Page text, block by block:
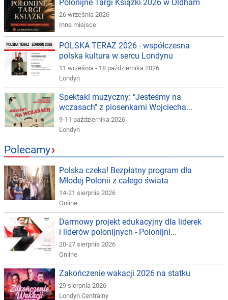
Polonijne Targi Książki 2026 w Oldham
26 września 2026
Inne miejsce
POLSKA TERAZ 2026 - współczesna
polska kultura w sercu Londynu
11 września - 18 października 2026
Londyn
Spektakl muzyczny: "Jesteśmy na
wczasach" z piosenkami Wojciecha...
9-11 października 2026
Londyn
Polecamy›
Polska czeka! Bezpłatny program dla
Młodej Polonii z całego świata
14-21 sierpnia 2026
Online
Darmowy projekt edukacyjny dla liderek
i liderów polonijnych - Polonijni...
20-27 sierpnia 2026
Online
Zakończenie wakacji 2026 na statku
29 sierpnia 2026
Londyn Centralny